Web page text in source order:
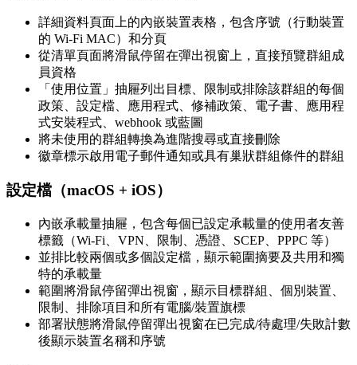
詳細資料頁面上的內嵌裝置表格，包含序號（行動裝置
的 Wi-Fi MAC）和分頁
從清單頁面將滑鼠停留在彈出視窗上，直接預覽群組成
員資格
「使用位置」抽屜列出目標、限制或排除該群組的每個
政策、設定檔、應用程式、修補政策、電子書、應用程
式安裝程式、webhook 或藍圖
將未使用的群組轉換為進階搜尋或直接刪除
徽章標示啟用電子郵件通知或具有巢狀群組條件的群組
設定檔（macOS + iOS）
內嵌承載量抽屜，包含每個已設定承載量的使用者友善
標籤（Wi-Fi、VPN、限制、憑證、SCEP、PPPC 等）
並排比較兩個或多個設定檔，顯示範圍摘要及共用和獨
特的承載量
範圍將滑鼠停留彈出視窗，顯示目標群組、個別裝置、
限制、排除項目和所有電腦/裝置旗標
部署狀態將滑鼠停留彈出視窗在已完成/待處理/失敗計數
後顯示裝置名稱和序號